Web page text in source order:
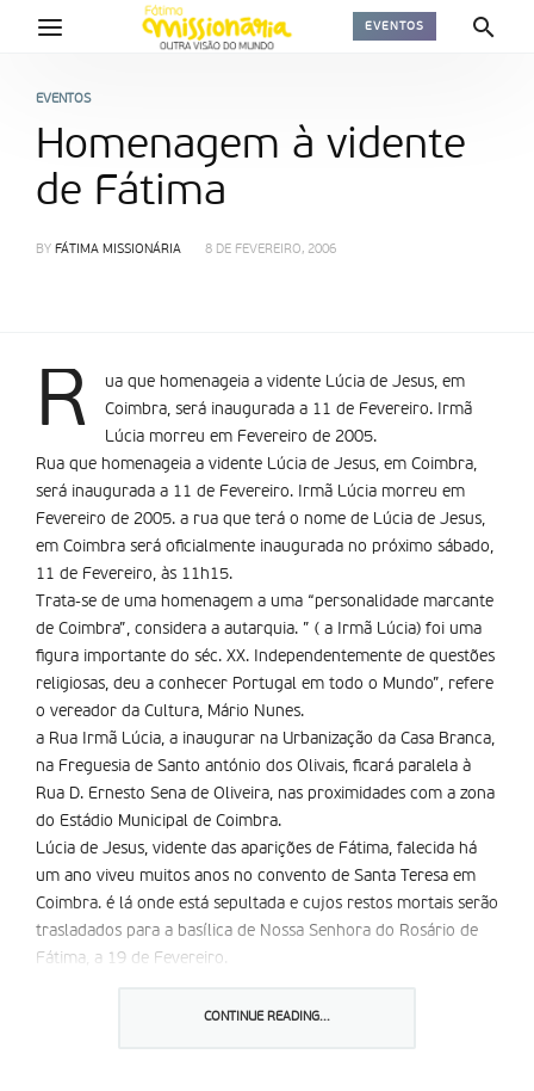
EVENTOS
EVENTOS
Homenagem à vidente
de Fátima
BY FÁTIMA MISSIONÁRIA 8 DE FEVEREIRO, 2006
R
ua que homenageia a vidente Lúcia de Jesus, em
Coimbra, será inaugurada a 11 de Fevereiro. Irmã
Lúcia morreu em Fevereiro de 2005.
Rua que homenageia a vidente Lúcia de Jesus, em Coimbra,
será inaugurada a 11 de Fevereiro. Irmã Lúcia morreu em
Fevereiro de 2005. a rua que terá o nome de Lúcia de Jesus,
em Coimbra será oficialmente inaugurada no próximo sábado,
11 de Fevereiro, às 11h15.
Trata-se de uma homenagem a uma “personalidade marcante
de Coimbra”, considera a autarquia. ” ( a Irmã Lúcia) foi uma
figura importante do séc. XX. Independentemente de questões
religiosas, deu a conhecer Portugal em todo o Mundo”, refere
o vereador da Cultura, Mário Nunes.
a Rua Irmã Lúcia, a inaugurar na Urbanização da Casa Branca,
na Freguesia de Santo antónio dos Olivais, ficará paralela à
Rua D. Ernesto Sena de Oliveira, nas proximidades com a zona
do Estádio Municipal de Coimbra.
Lúcia de Jesus, vidente das aparições de Fátima, falecida há
um ano viveu muitos anos no convento de Santa Teresa em
Coimbra. é lá onde está sepultada e cujos restos mortais serão
trasladados para a basílica de Nossa Senhora do Rosário de
Fátima, a 19 de Fevereiro.
CONTINUE READING...